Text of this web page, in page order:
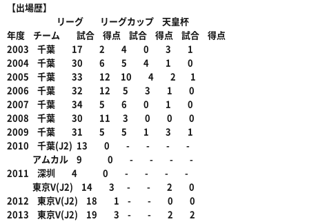
【出場歴】
リーグ リーグカップ 天皇杯
年度 チーム 試合 得点 試合 得点 試合 得点
2003 千葉 17 2 4 0 3 1
2004 千葉 30 6 5 4 1 0
2005 千葉 33 12 10 4 2 1
2006 千葉 32 12 5 3 1 0
2007 千葉 34 5 6 0 1 0
2008 千葉 30 11 3 0 0 0
2009 千葉 31 5 5 1 3 1
2010 千葉(J2) 13 0 - - - -
アムカル 9 0 - - - -
2011 深圳 4 0 - - - -
東京V(J2) 14 3 - - 2 0
2012 東京V(J2) 18 1 - - 0 0
2013 東京V(J2) 19 3 - - 2 2